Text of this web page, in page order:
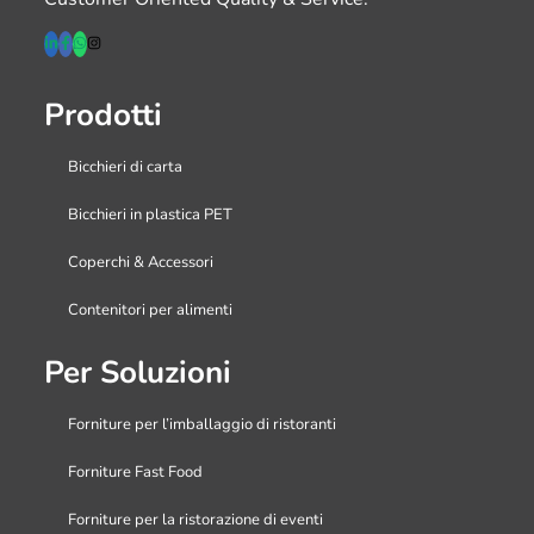
Prodotti
Bicchieri di carta
Bicchieri in plastica PET
Coperchi & Accessori
Contenitori per alimenti
Per Soluzioni
Forniture per l’imballaggio di ristoranti
Forniture Fast Food
Forniture per la ristorazione di eventi